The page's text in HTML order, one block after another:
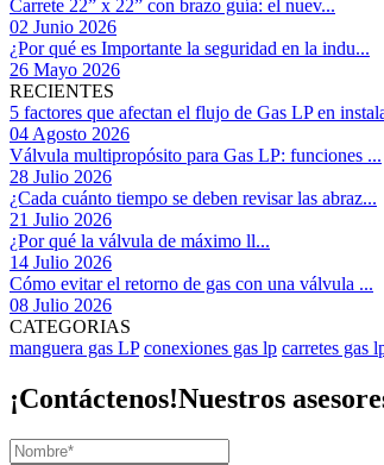
Carrete 22” x 22” con brazo guía: el nuev...
02 Junio 2026
¿Por qué es Importante la seguridad en la indu...
26 Mayo 2026
RECIENTES
5 factores que afectan el flujo de Gas LP en
04 Agosto 2026
Válvula multipropósito para Gas LP: funciones ...
28 Julio 2026
¿Cada cuánto tiempo se deben revisar las abraz...
21 Julio 2026
¿Por qué la válvula de máximo ll...
14 Julio 2026
Cómo evitar el retorno de gas con una válvula ...
08 Julio 2026
CATEGORIAS
manguera gas LP conexiones gas lp carretes gas
¡Contáctenos!Nuestros